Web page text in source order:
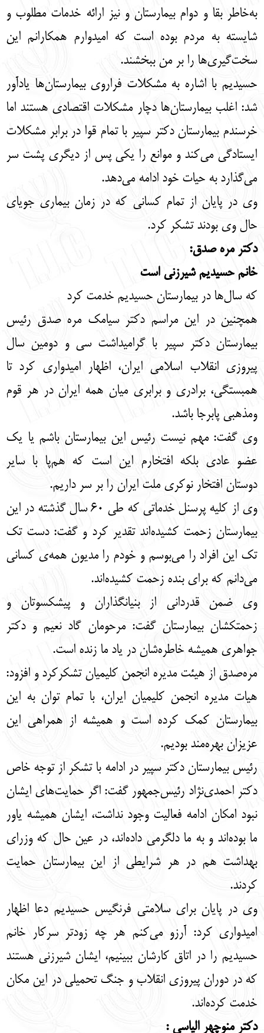
به‌خاطر بقا و دوام بیمارستان و نیز ارائه خدمات مطلوب و
شایسته به مردم بوده است که امیدوارم همکارانم این
سخت‌گیری‌ها را بر من ببخشند.
حسیدیم با اشاره به مشکلات فراروی بیمارستان‌ها یادآور
شد: اغلب بیمارستان‌ها دچار مشکلات اقتصادی هستند اما
خرسندم بیمارستان دکتر سپیر با تمام قوا در برابر مشکلات
ایستادگی می‌کند و موانع را یکی پس از دیگری پشت سر
می‌گذارد به حیات خود ادامه می‌دهد.
وی در پایان از تمام کسانی که در زمان بیماری جویای
حال وی بودند تشکر کرد.
دکتر مره صدق:
خانم حسیدیم شیرزنی است
که سال‌ها در بیمارستان حسیدیم خدمت کرد
همچنین در این مراسم دکتر سیامک مره صدق رئیس
بیمارستان دکتر سپیر با گرامیداشت سی و دومین سال
پیروزی انقلاب اسلامی ایران، اظهار امیدواری کرد تا
همبستگی، برادری و برابری میان همه ایران در هر قوم
ومذهبی پابرجا باشد.
وی گفت: مهم نیست رئیس این بیمارستان باشم یا یک
عضو عادی بلکه افتخارم این است که هم‌پا با سایر
دوستان افتخار نوکری ملت ایران را بر سر داریم.
وی از کلیه پرسنل خدماتی که طی 60 سال گذشته در این
بیمارستان زحمت کشیده‌اند تقدیر کرد و گفت: دست تک
تک این افراد را می‌بوسم و خودم را مدیون همه‌ی کسانی
می‌دانم که برای بنده زحمت کشیده‌اند.
وی ضمن قدردانی از بنیانگذاران و پیشکسوتان و
زحمتکشان بیمارستان گفت: مرحومان گاد نعیم و دکتر
جواهری همیشه خاطره‌شان در یاد ما زنده است.
مره‌صدق از هیئت مدیره انجمن کلیمیان تشکرکرد و افزود:
هیات مدیره انجمن کلیمیان ایران، با تمام توان به این
بیمارستان کمک کرده است و همیشه از همراهی این
عزیزان بهره‌مند بودیم.
رئیس بیمارستان دکتر سپیر در ادامه با تشکر از توجه خاص
دکتر احمدی‌نژاد رئیس‌جمهور گفت: اگر حمایت‌های ایشان
نبود امکان ادامه فعالیت وجود نداشت، ایشان همیشه یاور
ما بوده‌اند و به ما دلگرمی داده‌اند، در عین حال که وزرای
بهداشت هم در هر شرایطی از این بیمارستان حمایت
کردند.
وی در پایان برای سلامتی فرنگیس حسیدیم دعا اظهار
امیدواری کرد: آرزو می‌کنم هر چه زودتر سرکار خانم
حسیدیم را در اتاق کارشان ببینیم، ایشان شیرزنی هستند
که در دوران پیروزی انقلاب و جنگ تحمیلی در این مکان
خدمت کرده‌اند.
دکتر منوچهر الیاسی :